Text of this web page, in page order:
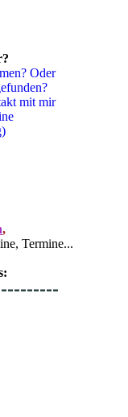
Oder
mit mir
,
Termine...